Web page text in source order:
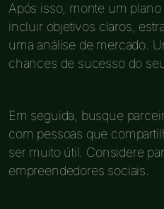
Após isso, monte um
incluir objetivos claros,
uma análise de mercado.
chances de sucesso do
Em seguida, busque
com pessoas que
ser muito útil. Considere
empreendedores sociais.